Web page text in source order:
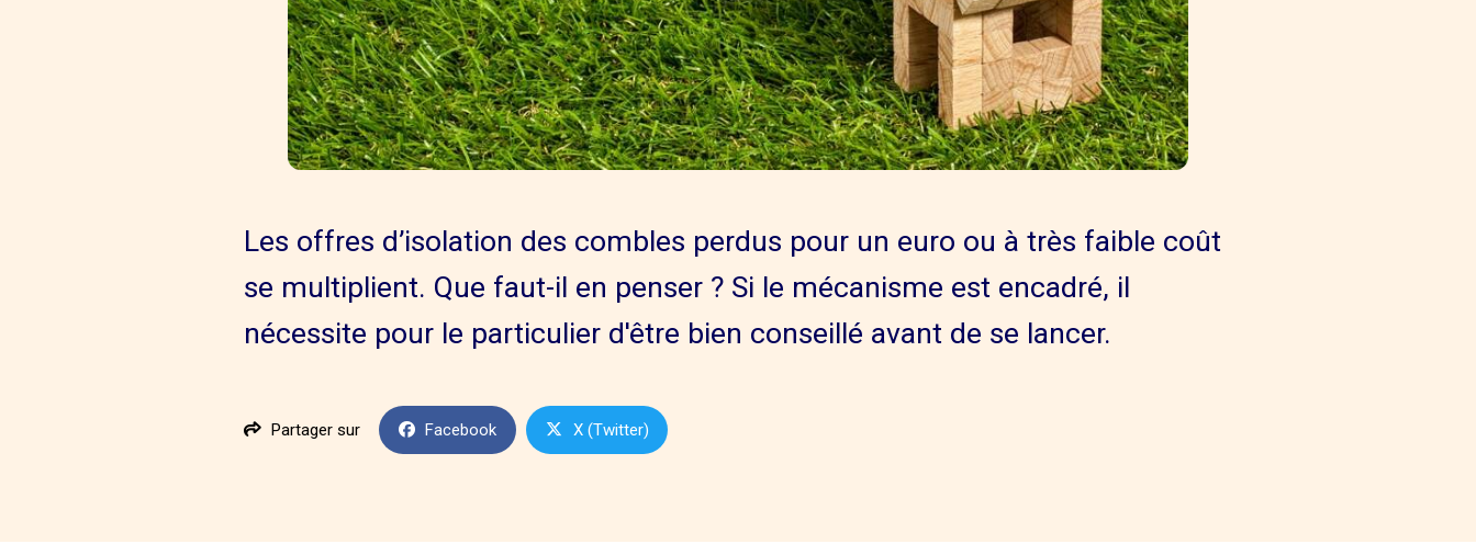
Les offres d’isolation des combles perdus pour un euro ou à très faible coût
se multiplient. Que faut-il en penser ? Si le mécanisme est encadré, il
nécessite pour le particulier d'être bien conseillé avant de se lancer.
Partager sur Facebook X (Twitter)